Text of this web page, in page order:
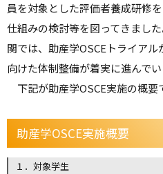
員を対象とした評価者養成研修
仕組みの検討等を図ってきまし
関では、助産学OSCEトライア
向けた体制整備が着実に進んでい
下記が助産学OSCE実施の概要
助産学OSCE実施概要
１．対象学生